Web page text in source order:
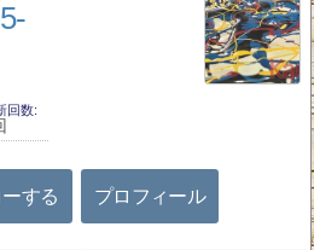
回数
する プロフィール